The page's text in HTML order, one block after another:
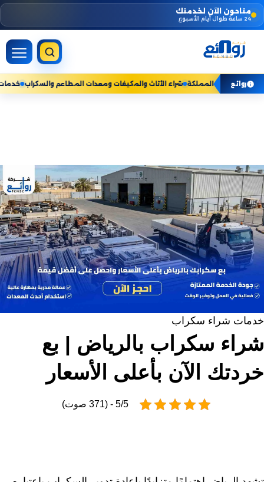
Skip
to
content
متاحون الآن لخدمتك
24 ساعة طوال أيام الأسبوع
روائع
المنزلية — نخدم جميع مناطق المملكة شراء الأثاث والمكيفات ومعدات
خدمات شراء سكراب
شراء سكراب بالرياض | بع
خردتك الآن بأعلى الأسعار
5/5 - (371 صوت)